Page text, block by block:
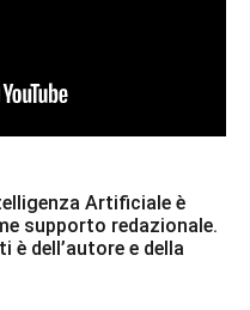
Artificiale è
supporto redazionale.
dell’autore e della